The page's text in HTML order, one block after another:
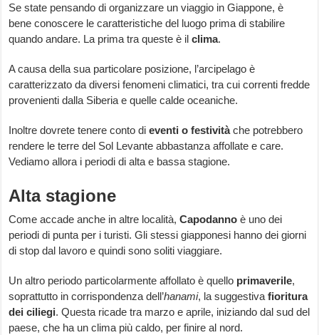
Se state pensando di organizzare un viaggio in Giappone, è
bene conoscere le caratteristiche del luogo prima di stabilire
quando andare. La prima tra queste è ilclima.
A causa della sua particolare posizione, l’arcipelago è
caratterizzato da diversi fenomeni climatici, tra cui correnti fredde
provenienti dalla Siberia e quelle calde oceaniche.
Inoltre dovrete tenere conto dieventi o festivitàche potrebbero
rendere le terre del Sol Levante abbastanza affollate e care.
Vediamo allora i periodi di alta e bassa stagione.
Alta stagione
Come accade anche in altre località, Capodanno è uno dei
periodi di punta per i turisti. Gli stessi giapponesi hanno dei giorni
di stop dal lavoro e quindi sono soliti viaggiare.
Un altro periodo particolarmente affollato è quello primaverile,
soprattutto in corrispondenza dell’hanami, la suggestiva fioritura
dei ciliegi. Questa ricade tra marzo e aprile, iniziando dal sud del
paese, che ha un clima più caldo, per finire al nord.